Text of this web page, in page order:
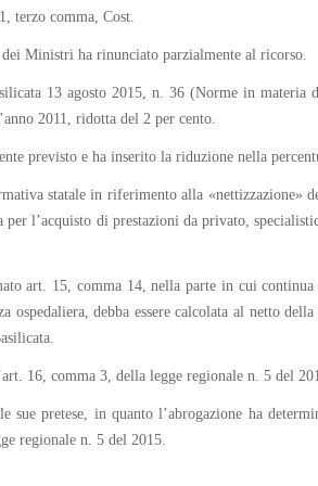
terzo comma, Cost.
Ministri ha rinunciato parzialmente al ricorso.
13 agosto 2015, n. 36 (Norme in
2011, ridotta del 2 per cento.
previsto e ha inserito la riduzione nella
statale in riferimento alla «nettizzazione»
l’acquisto di prestazioni da privato,
art. 15, comma 14, nella parte in cui continua
ospedaliera, debba essere calcolata al netto
16, comma 3, della legge regionale n. 5 del
sue pretese, in quanto l’abrogazione ha
regionale n. 5 del 2015.